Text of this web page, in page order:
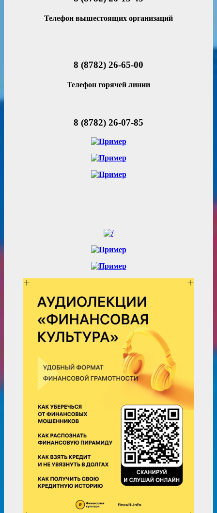
Телефон вышестоящих организаций
8 (8782) 26-65-00
Телефон горячей линии
8 (8782) 26-07-85